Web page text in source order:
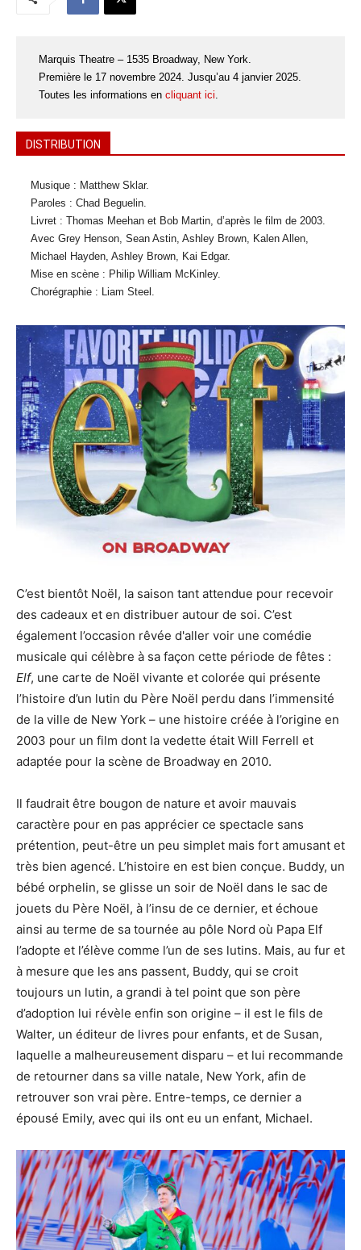
Marquis Theatre – 1535 Broadway, New York.
Première le 17 novembre 2024. Jusqu’au 4 janvier 2025.
Toutes les informations en cliquant ici.
DISTRIBUTION
Musique : Matthew Sklar.
Paroles : Chad Beguelin.
Livret : Thomas Meehan et Bob Martin, d’après le film de 2003.
Avec Grey Henson, Sean Astin, Ashley Brown, Kalen Allen,
Michael Hayden, Ashley Brown, Kai Edgar.
Mise en scène : Philip William McKinley.
Chorégraphie : Liam Steel.
C’est bientôt Noël, la saison tant attendue pour recevoir
des cadeaux et en distribuer autour de soi. C’est
également l’occasion rêvée d'aller voir une comédie
musicale qui célèbre à sa façon cette période de fêtes :
Elf, une carte de Noël vivante et colorée qui présente
l’histoire d’un lutin du Père Noël perdu dans l’immensité
de la ville de New York – une histoire créée à l’origine en
2003 pour un film dont la vedette était Will Ferrell et
adaptée pour la scène de Broadway en 2010.
Il faudrait être bougon de nature et avoir mauvais
caractère pour en pas apprécier ce spectacle sans
prétention, peut-être un peu simplet mais fort amusant et
très bien agencé. L’histoire en est bien conçue. Buddy, un
bébé orphelin, se glisse un soir de Noël dans le sac de
jouets du Père Noël, à l’insu de ce dernier, et échoue
ainsi au terme de sa tournée au pôle Nord où Papa Elf
l’adopte et l’élève comme l’un de ses lutins. Mais, au fur et
à mesure que les ans passent, Buddy, qui se croit
toujours un lutin, a grandi à tel point que son père
d’adoption lui révèle enfin son origine – il est le fils de
Walter, un éditeur de livres pour enfants, et de Susan,
laquelle a malheureusement disparu – et lui recommande
de retourner dans sa ville natale, New York, afin de
retrouver son vrai père. Entre-temps, ce dernier a
épousé Emily, avec qui ils ont eu un enfant, Michael.